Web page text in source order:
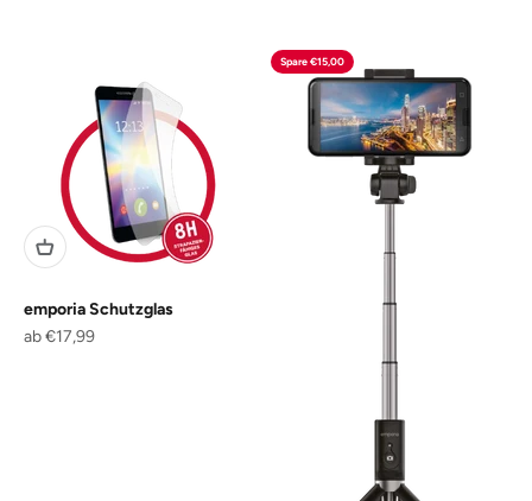
emporia Schutzglas
Angebot
ab €17,99
Spare €15,00